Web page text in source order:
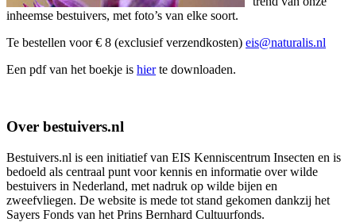
inheemse bestuivers, met foto’s van elke soort.
Te bestellen voor € 8 (exclusief verzendkosten) eis@naturalis.nl
Een pdf van het boekje is hierte downloaden.
Over bestuivers.nl
Bestuivers.nl is een initiatief van EIS Kenniscentrum Insecten en is
bedoeld als centraal punt voor kennis en informatie over wilde
bestuivers in Nederland, met nadruk op wilde bijen en
zweefvliegen. De website is mede tot stand gekomen dankzij het
Sayers Fonds van het Prins Bernhard Cultuurfonds.